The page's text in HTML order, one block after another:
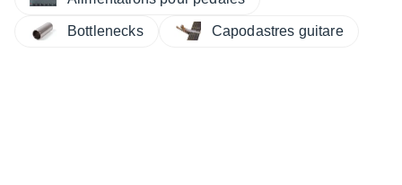
Bottlenecks Capodastres guitare